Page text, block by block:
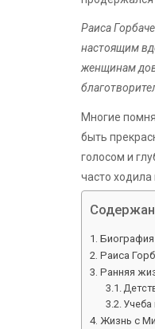
Раиса
настоящим
женщинам
Многие
быть
голосом и
часто
Раиса
Ранняя
Учеба
Жизнь с